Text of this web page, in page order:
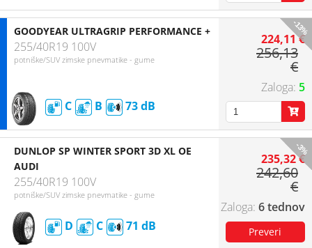
-13%
GOODYEAR ULTRAGRIP PERFORMANCE +
255/40R19 100V
potniške/SUV zimske pnevmatike - gume
C B 73
224,11 €
256,13
€
5
-3%
DUNLOP SP WINTER SPORT 3D XL OE
AUDI
255/40R19 100V
potniške/SUV zimske pnevmatike - gume
D C 71
235,32 €
242,60
€
6 tednov